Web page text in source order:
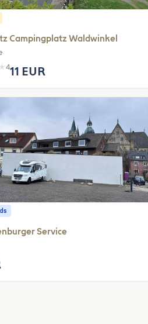
Campingplatz Waldwinkel
★ 411 EUR
Service